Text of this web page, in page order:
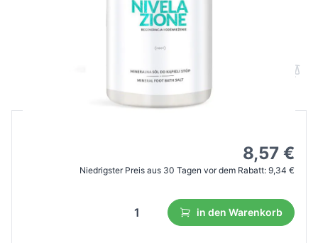
farmona nivelazione mineralisches
Fußbadesalz 1250 g
B2B Preis Endverbraucherpreis
8,57 €
Niedrigster Preis aus 30 Tagen vor dem Rabatt: 9,34 €
in den Warenkorb